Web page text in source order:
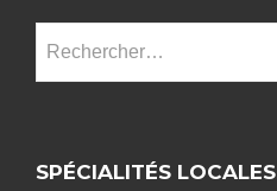
SPÉCIALITÉS LOCALES